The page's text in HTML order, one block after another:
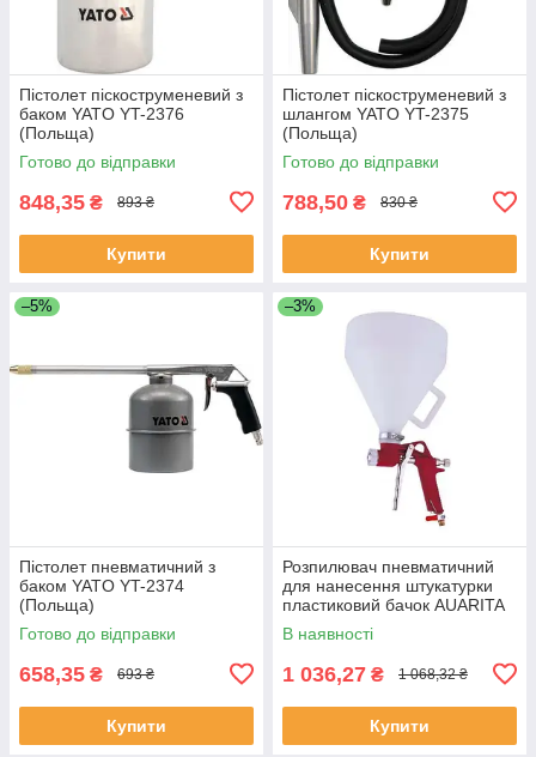
Пістолет піскоструменевий з
баком YATO YT-2376
(Польща)
Готово до відправки
848,35 ₴ 893 ₴
Купити
Пістолет піскоструменевий з
шлангом YATO YT-2375
(Польща)
Готово до відправки
788,50 ₴ 830 ₴
Купити
–5%
Пістолет пневматичний з
баком YATO YT-2374
(Польща)
Готово до відправки
658,35 ₴ 693 ₴
Купити
–3%
Розпилювач пневматичний
для нанесення штукатурки
пластиковий бачок AUARITA
FR-301 (Італія/Китай)
В наявності
1 036,27 ₴ 1 068,32 ₴
Купити